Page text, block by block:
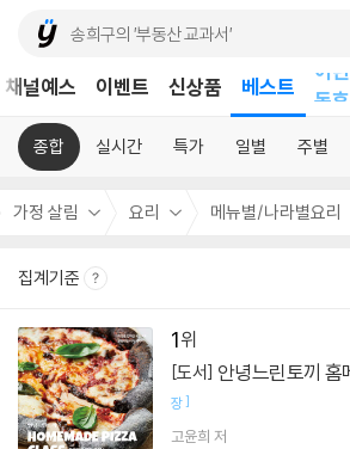
채널예스 이벤트 신상품 베스트
독
종합 실시간 특가 일별 주별
가정 살림 요리 메뉴별/나라별요리
집계기준
1
[도서] 안녕느린토끼 홈
장]
고윤희 저